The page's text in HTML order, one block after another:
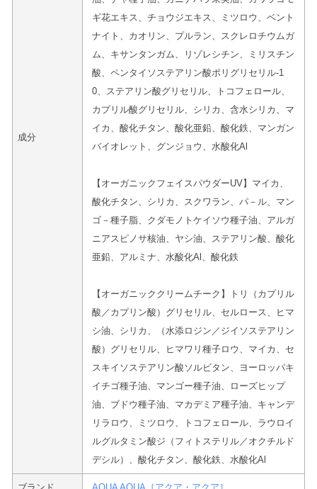
成分
ギ花エキス、チョウジエキス、ミツロウ、ベント
ナイト、カオリン、プルラン、スクレロチウムガ
ム、キサンタンガム、リゾレシチン、ミリスチン
酸、ペンタイソステアリン酸ポリグリセリル-1
0、ステアリン酸グリセリル、トコフェロール、
カプリル酸グリセリル、シリカ、含水シリカ、マ
イカ、酸化チタン、酸化亜鉛、酸化鉄、マンガン
バイオレット、グンジョウ、水酸化Al
【オーガニックフェイスパウダーUV】マイカ、
酸化チタン、シリカ、スクワラン、パ－ル、マン
ゴ－種子脂、クダモノトケイソウ種子油、アルガ
ニアスピノサ核油、ヤシ油、ステアリン酸、酸化
亜鉛、アルミナ、水酸化Al、酸化鉄
【オーガニッククリームチーク】トリ（カプリル
酸／カプリン酸）グリセリル、セルロース、ヒマ
シ油、シリカ、（水添ロジン／ジイソステアリン
酸）グリセリル、ヒマワリ種子ロウ、マイカ、セ
スキイソステアリン酸ソルビタン、ヨーロッパキ
イチゴ種子油、マンゴー種子油、ローズヒップ
油、ブドウ種子油、マカデミア種子油、キャンデ
リラロウ、ミツロウ、トコフェロール、ラウロイ
ルグルタミン酸ジ（フィトステリル／オクチルド
デシル）、酸化チタン、酸化鉄、水酸化Al